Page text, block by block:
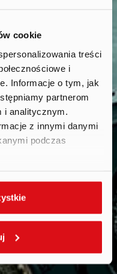
cookie
treści
i
Informacje o tym, jak
partnerom
i analitycznym.
z innymi danymi
podczas
.